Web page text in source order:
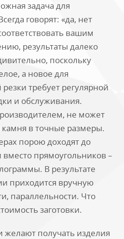
задача для
говорят: «да, нет
вашим
результаты далеко
поскольку
а новое для
требует регулярной
и обслуживания.
не может
в точные размеры.
порою доходят до
вместо прямоугольников –
В результате
приходится вручную
параллельности. Что
заготовки.
желают получать изделия